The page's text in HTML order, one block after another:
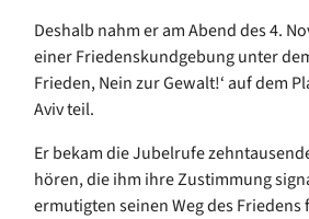
Deshalb nahm er am Abend des 4.
einer Friedenskundgebung unter
Frieden, Nein zur Gewalt!‘ auf dem
Aviv teil.
Er bekam die Jubelrufe
hören, die ihm ihre Zustimmung
ermutigten seinen Weg des Friedens